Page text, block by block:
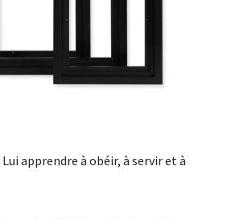
Lui apprendre à obéir, à servir et à